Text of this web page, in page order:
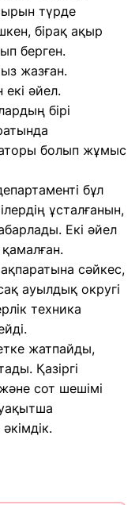
түрде
бірақ ақыр
берген.
жазған.
екі әйел.
бірі
болып жұмыс
бұл
ұсталғанын,
Екі әйел
сәйкес,
ауылдық округі
техника
жатпайды,
Қазіргі
сот шешімі